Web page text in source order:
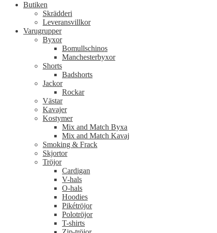
Butiken
Skrädderi
Leveransvillkor
Varugrupper
Byxor
Bomullschinos
Manchesterbyxor
Shorts
Badshorts
Jackor
Rockar
Västar
Kavajer
Kostymer
Mix and Match Byxa
Mix and Match Kavaj
Smoking & Frack
Skjortor
Tröjor
Cardigan
V-hals
O-hals
Hoodies
Pikétröjor
Polotröjor
T-shirts